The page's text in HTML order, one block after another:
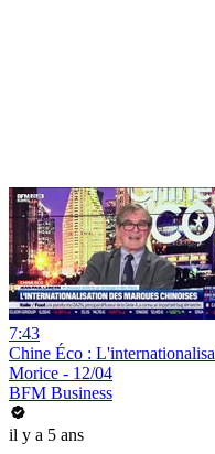
7:43
Chine Éco :
Morice - 12/04
BFM Business
il y a 5 ans